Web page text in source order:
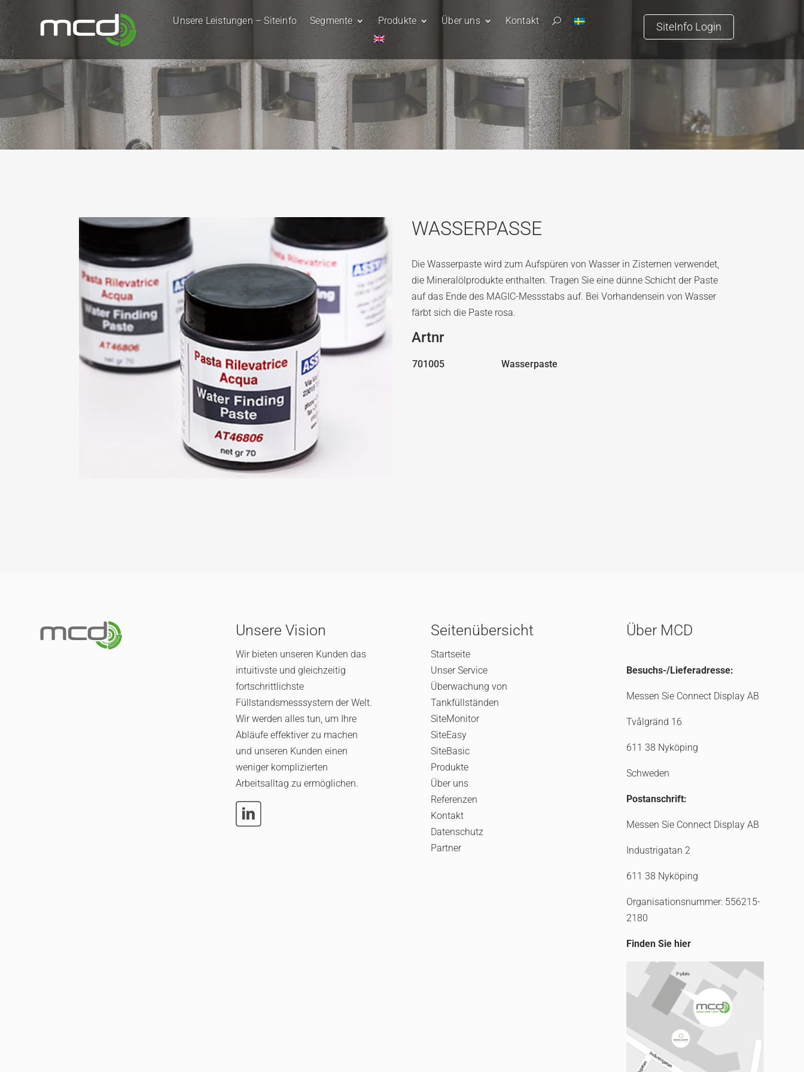
Unsere Leistungen – Siteinfo Segmente Produkte Über uns Kontakt U SiteInfo Login
WASSERPASSE
Die Wasserpaste wird zum Aufspüren von Wasser in Zisternen verwendet,
die Mineralölprodukte enthalten. Tragen Sie eine dünne Schicht der Paste
auf das Ende des MAGIC-Messstabs auf. Bei Vorhandensein von Wasser
färbt sich die Paste rosa.
Artnr
701005 Wasserpaste
Unsere Vision
Wir bieten unseren Kunden das
intuitivste und gleichzeitig
fortschrittlichste
Füllstandsmesssystem der Welt.
Wir werden alles tun, um Ihre
Abläufe effektiver zu machen
und unseren Kunden einen
weniger komplizierten
Arbeitsalltag zu ermöglichen.
Seitenübersicht
Startseite
Unser Service
Überwachung von
Tankfüllständen
SiteMonitor
SiteEasy
SiteBasic
Produkte
Über uns
Referenzen
Kontakt
Datenschutz
Partner
Über MCD
Besuchs-/Lieferadresse:
Messen Sie Connect Display AB
Tvålgränd 16
611 38 Nyköping
Schweden
Postanschrift:
Messen Sie Connect Display AB
Industrigatan 2
611 38 Nyköping
Organisationsnummer: 556215-
2180
Finden Sie hier